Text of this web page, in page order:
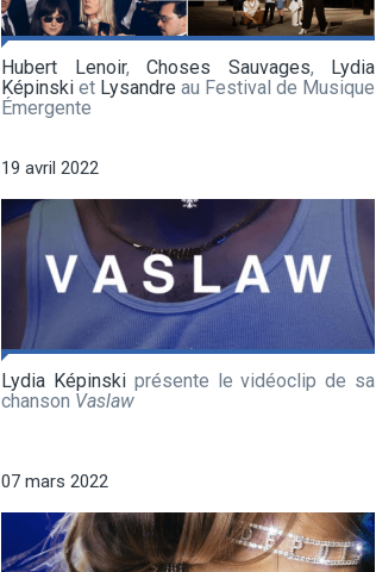
Hubert Lenoir, Choses Sauvages, Lydia
Képinski et Lysandre au Festival de Musique
Émergente
19 avril 2022
Lydia Képinskiprésente le vidéoclip de sa
chanson Vaslaw
07 mars 2022